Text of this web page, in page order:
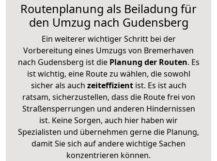
Routenplanung als Beiladung für
den Umzug nach Gudensberg
Ein weiterer wichtiger Schritt bei der
Vorbereitung eines Umzugs von Bremerhaven
nach Gudensberg ist diePlanung der Routen. Es
ist wichtig, eine Route zu wählen, die sowohl
sicher als auch zeiteffizientist. Es ist auch
ratsam, sicherzustellen, dass die Route frei von
Straßensperrungen und anderen Hindernissen
ist. Keine Sorgen, auch hier haben wir
Spezialisten und übernehmen gerne die Planung,
damit Sie sich auf andere wichtige Sachen
konzentrieren können.